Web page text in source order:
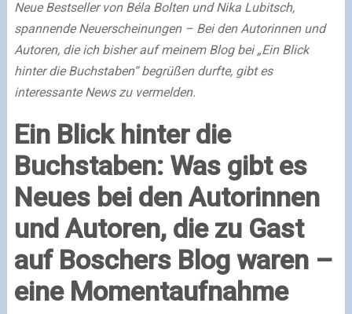
Neue Bestseller von Béla Bolten und Nika Lubitsch,
spannende Neuerscheinungen – Bei den Autorinnen und
Autoren, die ich bisher auf meinem Blog bei „Ein Blick
hinter die Buchstaben“ begrüßen durfte, gibt es
interessante News zu vermelden.
Ein Blick hinter die
Buchstaben: Was gibt es
Neues bei den Autorinnen
und Autoren, die zu Gast
auf Boschers Blog waren –
eine Momentaufnahme